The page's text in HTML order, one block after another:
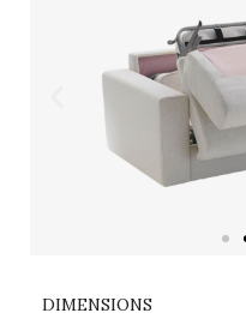
DIMENSIONS